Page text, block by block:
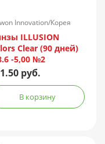
Innovation/Корея
ILLUSION
Clear (90 дней)
-5,00 №2
руб.
В корзину